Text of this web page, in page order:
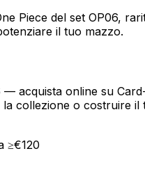
Piece del set OP06,
il tuo mazzo.
— acquista online su
collezione o costruire il
≥€120